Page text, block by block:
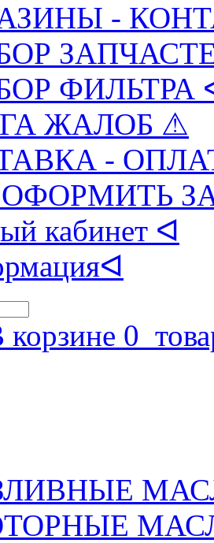
-
ФИЛЬТРА
ЖАЛОБ ⚠
-
кабинет ᐊ
корзине 0